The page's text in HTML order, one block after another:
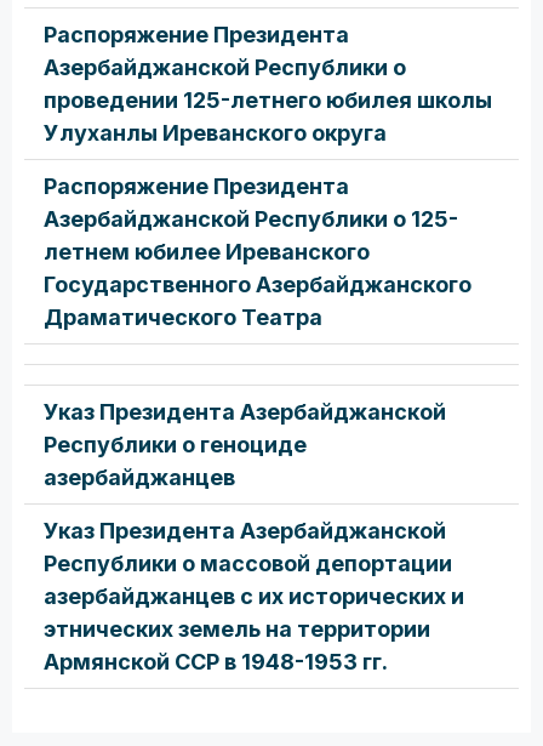
Распоряжение Президента
Азербайджанской Республики о
проведении 125-летнего юбилея школы
Улуханлы Иреванского округа
Распоряжение Президента
Азербайджанской Республики о 125-
летнем юбилее Иреванского
Государственного Азербайджанского
Драматического Театра
Указ Президента Азербайджанской
Республики о геноциде
азербайджанцев
Указ Президента Азербайджанской
Республики о массовой депортации
азербайджанцев с их исторических и
этнических земель на территории
Армянской ССР в 1948-1953 гг.